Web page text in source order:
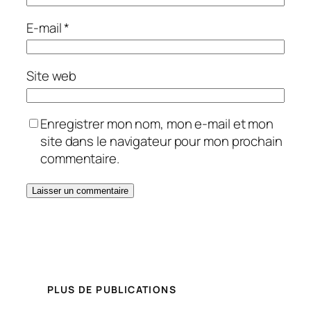
E-mail*
Site web
Enregistrer mon nom, mon e-mail et mon
site dans le navigateur pour mon prochain
commentaire.
PLUS DE PUBLICATIONS